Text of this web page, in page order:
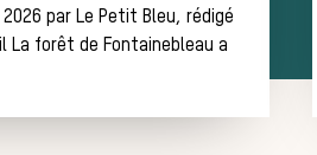
Assister à une chasse à courre
d’une
par Le Petit Bleu, rédigé
La forêt de Fontainebleau a